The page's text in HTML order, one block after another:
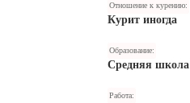
Отношение к курению:
Курит иногда
Образование:
Средняя школа
Работа: